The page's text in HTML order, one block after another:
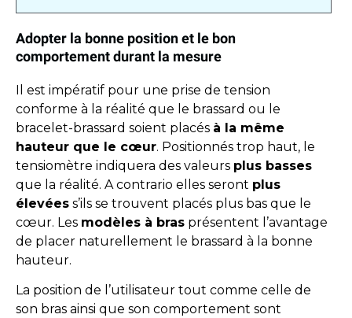
Adopter la bonne position et le bon
comportement durant la mesure
Il est impératif pour une prise de tension
conforme à la réalité que le brassard ou le
bracelet-brassard soient placés à la même
hauteur que le cœur. Positionnés trop haut, le
tensiomètre indiquera des valeurs plus basses
que la réalité. A contrario elles seront plus
élevées s’ils se trouvent placés plus bas que le
cœur. Les modèles à bras présentent l’avantage
de placer naturellement le brassard à la bonne
hauteur.
La position de l’utilisateur tout comme celle de
son bras ainsi que son comportement sont